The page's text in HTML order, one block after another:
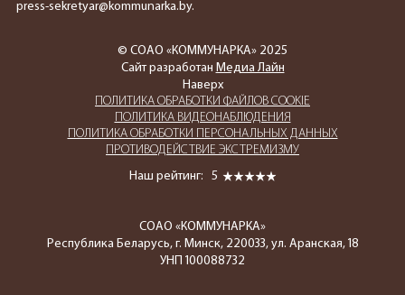
СОАО «КОММУНАРКА»
Республика Беларусь, г. Минск, 220033, ул. Аранская, 18
УНП 100088732
ПОЛИТИКА ОБРАБОТКИ ФАЙЛОВ COOKIE
ПОЛИТИКА ВИДЕОНАБЛЮДЕНИЯ
ПОЛИТИКА ОБРАБОТКИ ПЕРСОНАЛЬНЫХ ДАННЫХ
ПРОТИВОДЕЙСТВИЕ ЭКСТРЕМИЗМУ
Наш рейтинг:
5
press-sekretyar@kommunarka.by.
© СОАО «КОММУНАРКА» 2025
Сайт разработан Медиа Лайн
Наверх